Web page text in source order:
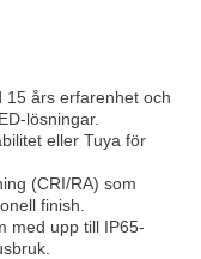
15 års erfarenhet och
lösningar.
eller Tuya för
(CRI/RA) som
finish.
med upp till IP65-